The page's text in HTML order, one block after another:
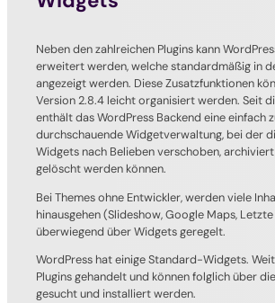
Neben den zahlreichen Plugins kann
erweitert werden, welche standardmäßig in
angezeigt werden. Diese Zusatzfunktionen
Version 2.8.4 leicht organisiert werden. Seit
enthält das WordPress Backend eine einfach
durchschauende Widgetverwaltung, bei der
Widgets nach Belieben verschoben,
gelöscht werden können.
Bei Themes ohne Entwickler, werden viele
hinausgehen (Slideshow, Google Maps,
überwiegend über Widgets geregelt.
WordPress hat einige Standard-Widgets.
Plugins gehandelt und können folglich über
gesucht und installiert werden.